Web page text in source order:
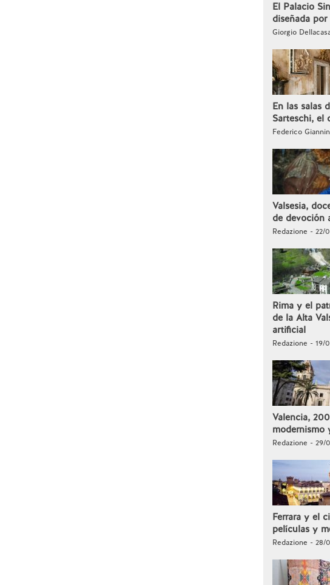
El Palacio
diseñada
Giorgio
En las salas
Sarteschi, el
Federico
Valsesia,
de devoción
Redazione - 22/
Rima y el
de la Alta
artificial
Redazione - 19/
Valencia,
modernismo
Redazione - 29/
Ferrara y el
películas y
Redazione - 28/